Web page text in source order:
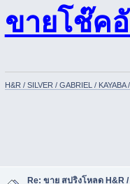
ขายโช๊ค
H&R / SILVER / GABRIEL / KAYABA
Re: ขาย สปริงโหลด H&R